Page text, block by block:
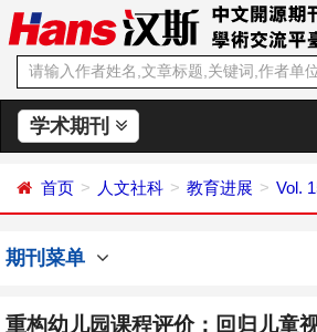
学术期刊
首页 人文社科 教育进展 Vol.
期刊菜单
重构幼儿园课程评价：回归儿童